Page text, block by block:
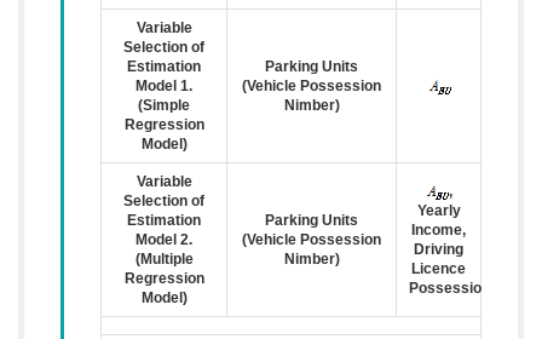
Variable
Selection of
Estimation
Model 1.
(Simple
Regression
Model)
Parking Units
(Vehicle Possession
Nimber)
Variable
Selection of
Estimation
Model 2.
(Multiple
Regression
Model)
Parking Units
(Vehicle Possession
Nimber)
,
Yearly
Income,
Driving
Licence
Possession